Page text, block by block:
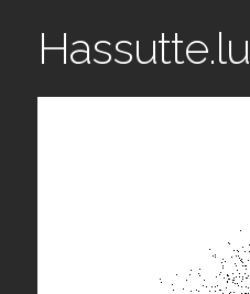
Hassutte.lu